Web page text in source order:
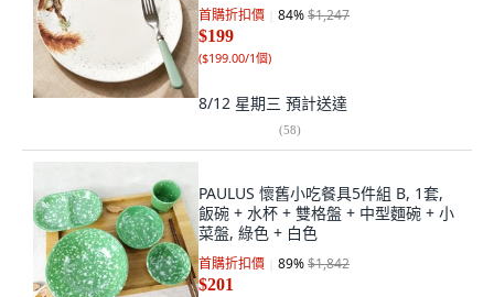
首購折扣價 84%$1,247
$199
($199.00/1個)
8/12 星期三 預計送達
(58)
PAULUS 懷舊小吃餐具5件組 B, 1套,
飯碗 + 水杯 + 雙格盤 + 中型麵碗 + 小
菜盤, 綠色 + 白色
首購折扣價 89%$1,842
$201